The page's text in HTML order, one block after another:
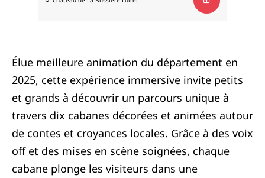
Élue meilleure animation du département en
2025, cette expérience immersive invite petits
et grands à découvrir un parcours unique à
travers dix cabanes décorées et animées autour
de contes et croyances locales. Grâce à des voix
off et des mises en scène soignées, chaque
cabane plonge les visiteurs dans une